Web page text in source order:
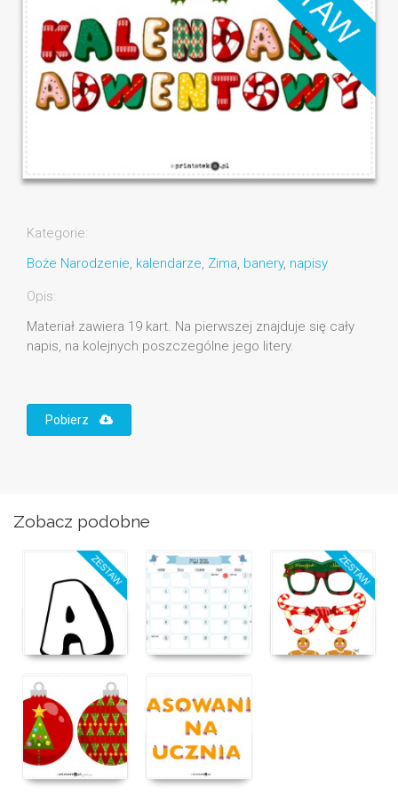
Kategorie:
Boże Narodzenie, kalendarze, Zima, banery, napisy
Opis:
Materiał zawiera 19 kart. Na pierwszej znajduje się cały
napis, na kolejnych poszczególne jego litery.
Pobierz
Zobacz podobne